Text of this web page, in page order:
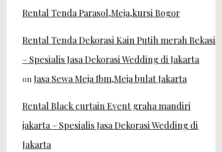
Rental Tenda Parasol,Meja,kursi Bogor
Rental Tenda Dekorasi Kain Putih merah Bekasi
– Spesialis Jasa Dekorasi Wedding di Jakarta
on Jasa Sewa Meja Ibm,Meja bulat Jakarta
Rental Black curtain Event graha mandiri
jakarta – Spesialis Jasa Dekorasi Wedding di
Jakarta